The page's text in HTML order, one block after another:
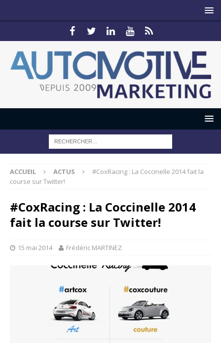
ACCUEIL ACTUS
#CoxRacing : La Coccinelle 2014 fait la
course sur Twitter!
#CoxRacing : La Coccinelle 2014
fait la course sur Twitter!
15 mai 2014 Frédéric MARTINEZ